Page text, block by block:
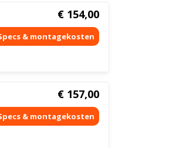
€ 154,00
€ 157,00